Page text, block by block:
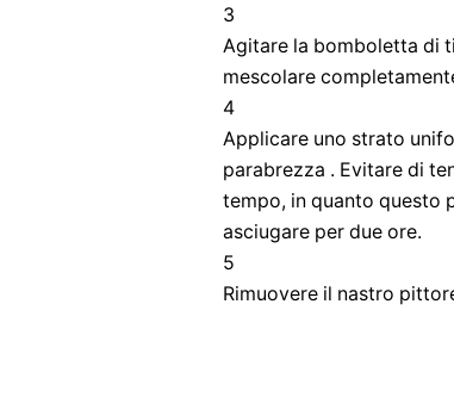
3
Agitare la bomboletta di
mescolare
4
Applicare uno strato
parabrezza . Evitare di
tempo, in quanto questo
asciugare per due ore.
5
Rimuovere il nastro